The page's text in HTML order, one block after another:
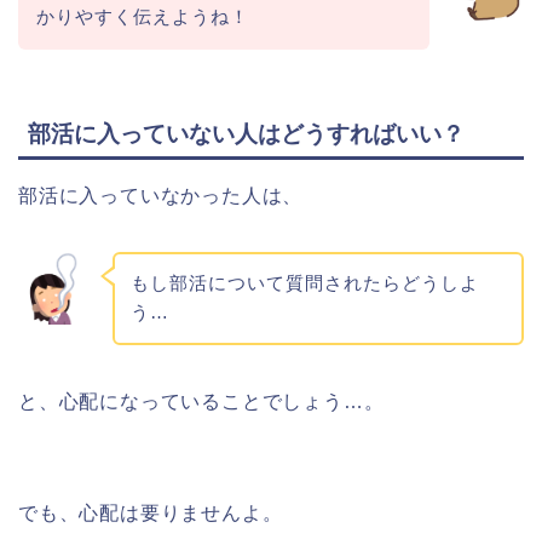
かりやすく伝えようね！
部活に入っていない人はどうすればいい？
部活に入っていなかった人は、
もし部活について質問されたらどうしよ
う…
と、心配になっていることでしょう…。
でも、心配は要りませんよ。